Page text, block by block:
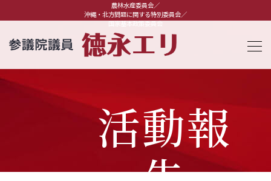
農林水産委員会／
沖縄・北方問題に関する特別委員会／
国家基本政策委員会
活動報